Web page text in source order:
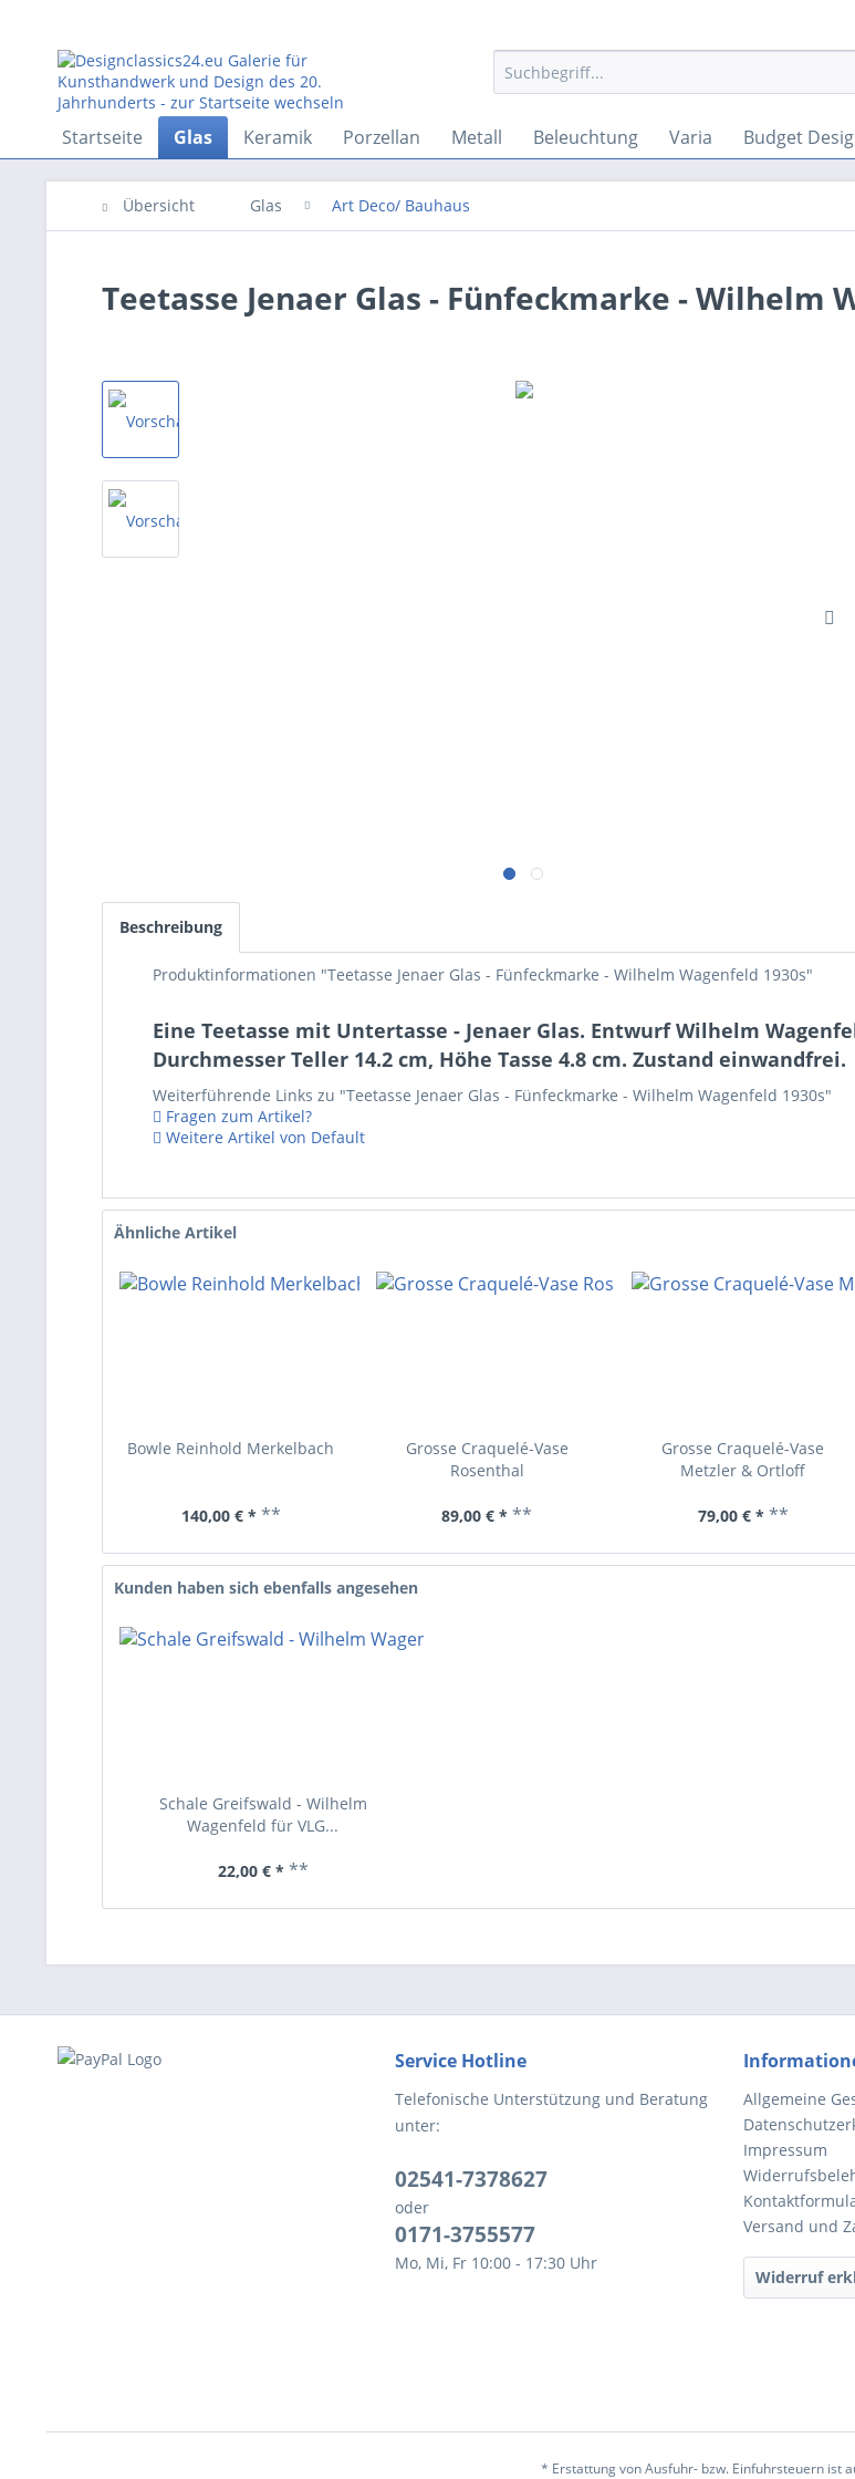
Startseite Glas Keramik Porzellan Metall Beleuchtung Varia Budget
Übersicht Glas Art Deco/ Bauhaus
Teetasse Jenaer Glas - Fünfeckmarke - Wilhelm
Beschreibung
Produktinformationen "Teetasse Jenaer Glas - Fünfeckmarke - Wilhelm Wagenfeld 1930s"
Eine Teetasse mit Untertasse - Jenaer Glas. Entwurf Wilhelm
Durchmesser Teller 14.2 cm, Höhe Tasse 4.8 cm. Zustand einwandfrei.
Weiterführende Links zu "Teetasse Jenaer Glas - Fünfeckmarke - Wilhelm Wagenfeld 1930s"
Fragen zum Artikel?
Weitere Artikel von Default
Ähnliche Artikel
Bowle Reinhold Merkelbach
140,00 € * **
Grosse Craquelé-Vase
Rosenthal
89,00 € * **
Grosse Craquelé-Vase
Metzler & Ortloff
79,00 € * **
Kunden haben sich ebenfalls angesehen
Schale Greifswald - Wilhelm
Wagenfeld für VLG...
22,00 € * **
Service Hotline
Telefonische Unterstützung und Beratung
unter:
02541-7378627
oder
0171-3755577
Mo, Mi, Fr 10:00 - 17:30 Uhr
Allgemeine
Impressum
Versand und
Widerruf
* Erstattung von Ausfuhr- bzw. Einfuhrsteuern ist